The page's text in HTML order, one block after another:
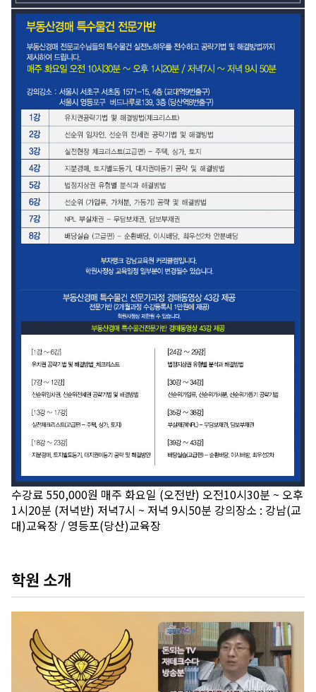
수강료 550,000원 매주 화요일 (오전반) 오전10시30분 ~ 오후
1시20분 (저녁반) 저녁7시 ~ 저녁 9시50분 강의장소 : 강남(교
대)교육장 / 영등포(당산)교육장
학원 소개